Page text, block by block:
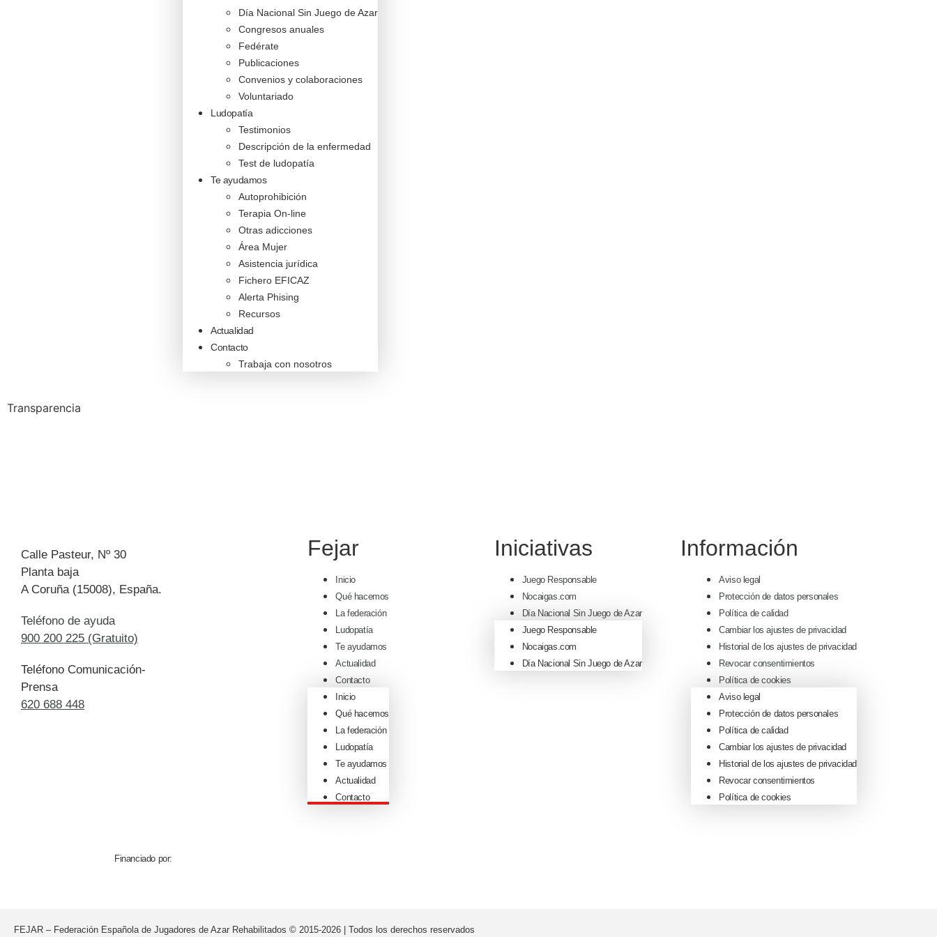
Día Nacional Sin Juego de Azar
Congresos anuales
Fedérate
Publicaciones
Convenios y colaboraciones
Voluntariado
Ludopatía
Testimonios
Descripción de la enfermedad
Test de ludopatía
Te ayudamos
Autoprohibición
Terapia On-line
Otras adicciones
Área Mujer
Asistencia jurídica
Fichero EFICAZ
Alerta Phising
Recursos
Actualidad
Contacto
Trabaja con nosotros
Transparencia
Calle Pasteur, Nº 30
Planta baja
A Coruña (15008), España.
Teléfono de ayuda
900 200 225 (Gratuito)
Teléfono Comunicación-
Prensa
620 688 448
Fejar
Inicio
Qué hacemos
La federación
Ludopatía
Te ayudamos
Actualidad
Contacto
Inicio
Qué hacemos
La federación
Ludopatía
Te ayudamos
Actualidad
Contacto
Iniciativas
Juego Responsable
Nocaigas.com
Día Nacional Sin Juego de Azar
Juego Responsable
Nocaigas.com
Día Nacional Sin Juego de Azar
Información
Aviso legal
Protección de datos personales
Política de calidad
Cambiar los ajustes de privacidad
Historial de los ajustes de privacidad
Revocar consentimientos
Política de cookies
Aviso legal
Protección de datos personales
Política de calidad
Cambiar los ajustes de privacidad
Historial de los ajustes de privacidad
Revocar consentimientos
Política de cookies
Financiado por:
FEJAR – Federación Española de Jugadores de Azar Rehabilitados © 2015-2026 | Todos los derechos reservados